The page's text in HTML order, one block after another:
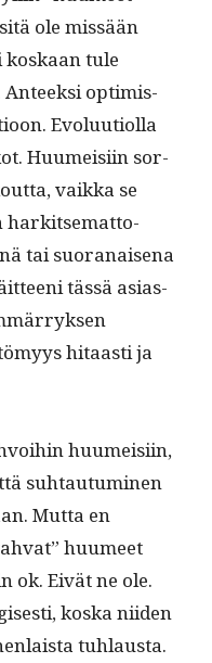
ole mis­sään
tule
Anteek­si opti­mis­
Evoluu­ti­ol­la
Huumeisi­in sor­
vaik­ka se
hark­it­se­mat­to­
tai suo­ranaise­na
tässä asi­as­
hitaasti ja
huumeisi­in,
suh­tau­tu­mi­nen
Mut­ta en
huumeet
ok. Eivät ne ole.
kos­ka niiden
tuh­laus­ta.